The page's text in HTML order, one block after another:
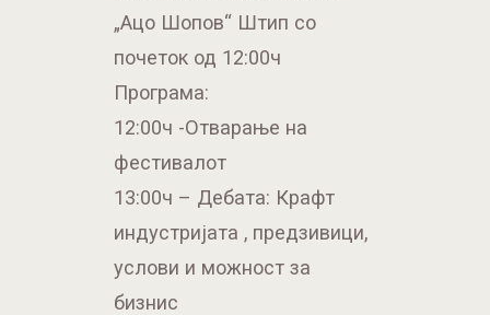
„Ацо Шопов“ Штип со
почеток од 12:00ч
Програма:
12:00ч -Отварање на
фестивалот
13:00ч – Дебата: Крафт
индустријата , предзивици,
услови и можност за
бизнис